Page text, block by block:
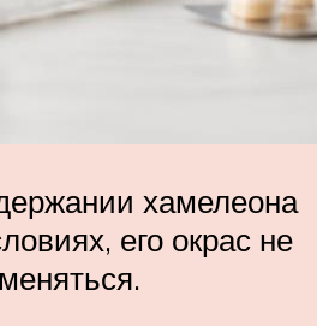
хамелеона
его окрас не